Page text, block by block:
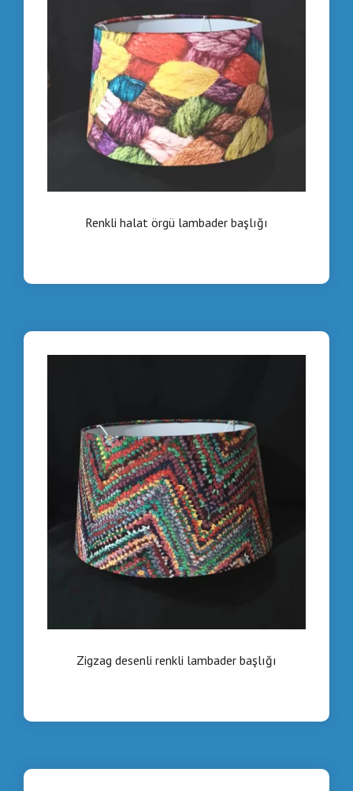
Renkli halat örgü lambader başlığı
Zigzag desenli renkli lambader başlığı